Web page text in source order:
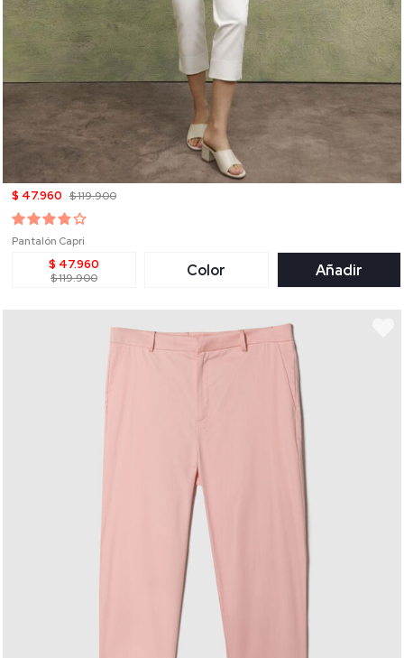
$ 47.960 $ 119.900
Pantalón Capri
$ 47.960
$ 119.900 Color Añadir